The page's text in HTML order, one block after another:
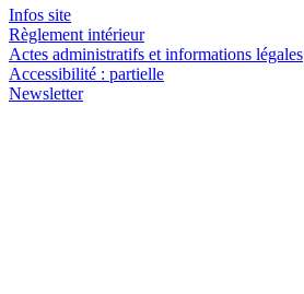
Infos site
Règlement intérieur
Actes administratifs et informations légales
Accessibilité : partielle
Newsletter